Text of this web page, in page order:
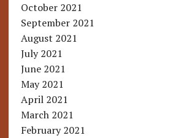
October 2021
September 2021
August 2021
July 2021
June 2021
May 2021
April 2021
March 2021
February 2021